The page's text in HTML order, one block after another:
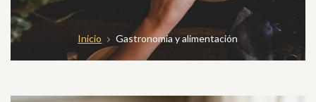
Inicio Gastronomía y alimentación